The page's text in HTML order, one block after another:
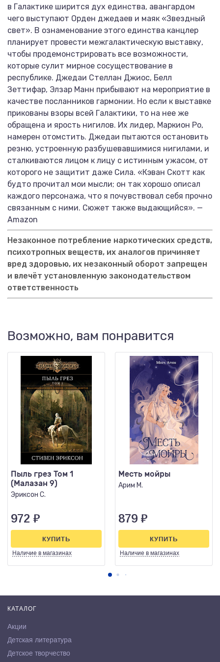
в Галактике ширится дух единства, авангардом
чего выступают Орден джедаев и маяк «Звездный
свет». В ознаменование этого единства канцлер
планирует провести межгалактическую выставку,
чтобы продемонстрировать все возможности,
которые сулит мирное сосуществование в
республике. Джедаи Стеллан Джиос, Белл
Зеттифар, Элзар Манн прибывают на мероприятие в
качестве посланников гармонии. Но если к выставке
прикованы взоры всей Галактики, то на нее же
обращена и ярость нигилов. Их лидер, Маркион Ро,
намерен отомстить. Джедаи пытаются остановить
резню, устроенную разбушевавшимися нигилами, и
сталкиваются лицом к лицу с истинным ужасом, от
которого не защитит даже Сила. «Кэван Скотт как
будто прочитал мои мысли; он так хорошо описал
каждого персонажа, что я почувствовал себя прочно
связанным с ними. Сюжет также выдающийся». —
Amazon
Незаконное потребление наркотических средств,
психотропных веществ, их аналогов причиняет
вред здоровью, их незаконный оборот запрещен
и влечёт установленную законодательством
ответственность
Возможно, вам понравится
Пыль грез Том 1
(Малазан 9)
Эриксон С.
972 ₽
Наличие в магазинах
КУПИТЬ
Месть мойры
Арим М.
879 ₽
Наличие в магазинах
КУПИТЬ
КАТАЛОГ
Акции
Детская литература
Детское творчество